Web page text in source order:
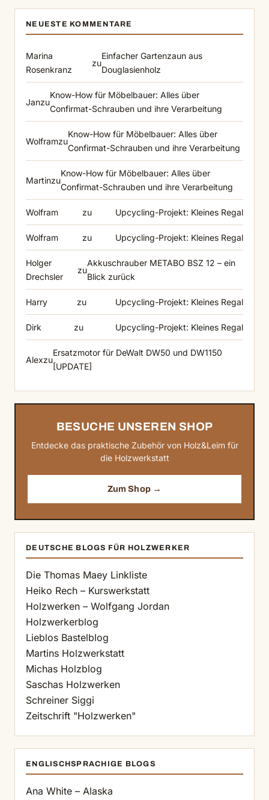
NEUESTE KOMMENTARE
Marina
Rosenkranz
zu
Einfacher Gartenzaun aus
Douglasienholz
Janzu
Know-How für Möbelbauer: Alles über
Confirmat-Schrauben und ihre Verarbeitung
Wolframzu
Know-How für Möbelbauer: Alles über
Confirmat-Schrauben und ihre Verarbeitung
Martinzu
Know-How für Möbelbauer: Alles über
Confirmat-Schrauben und ihre Verarbeitung
Wolfram zu Upcycling-Projekt: Kleines Regal
Wolfram zu Upcycling-Projekt: Kleines Regal
Holger
Drechsler
zu
Akkuschrauber METABO BSZ 12 – ein
Blick zurück
Harry zu Upcycling-Projekt: Kleines Regal
Dirk zu Upcycling-Projekt: Kleines Regal
Alexzu
Ersatzmotor für DeWalt DW50 und DW1150
[UPDATE]
BESUCHE UNSEREN SHOP
Entdecke das praktische Zubehör von Holz&Leim für
die Holzwerkstatt
Zum Shop →
DEUTSCHE BLOGS FÜR HOLZWERKER
Die Thomas Maey Linkliste
Heiko Rech – Kurswerkstatt
Holzwerken – Wolfgang Jordan
Holzwerkerblog
Lieblos Bastelblog
Martins Holzwerkstatt
Michas Holzblog
Saschas Holzwerken
Schreiner Siggi
Zeitschrift "Holzwerken"
ENGLISCHSPRACHIGE BLOGS
Ana White – Alaska